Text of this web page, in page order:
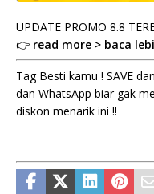
UPDATE PROMO 8.8
👉 read more > baca
Tag Besti kamu ! SAVE
dan WhatsApp biar gak
diskon menarik ini !!